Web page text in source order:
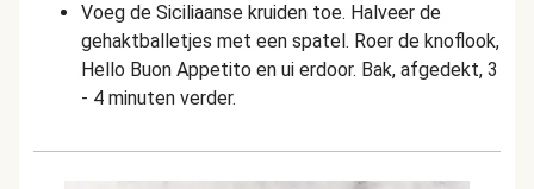
Voeg de Siciliaanse kruiden toe. Halveer de
gehaktballetjes met een spatel. Roer de knoflook,
Hello Buon Appetito en ui erdoor. Bak, afgedekt, 3
- 4 minuten verder.